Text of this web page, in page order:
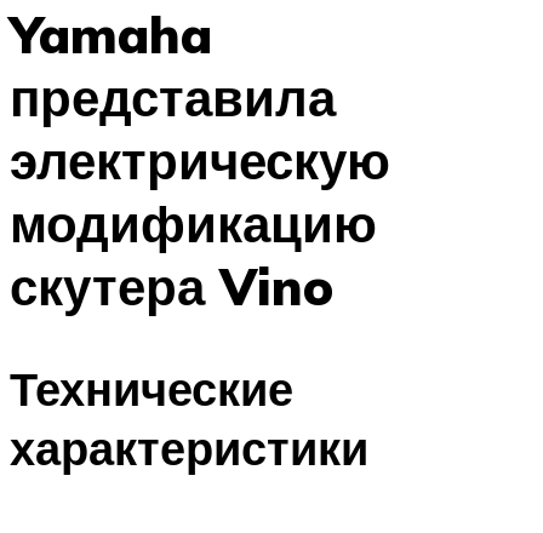
Yamaha
представила
электрическую
модификацию
скутера Vino
Технические
характеристики